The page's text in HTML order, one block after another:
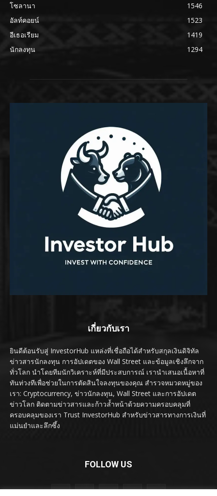
โซลานา
1546
อัลท์คอยน์
1523
อีเธอเรียม
1419
นักลงทุน
1294
เกี่ยวกับเรา
ยินดีต้อนรับสู่ InvestorHub แหล่งที่เชื่อถือได้สำหรับสกุลเงินดิจิทัล
ข่าวสารนักลงทุน การอัปเดตของ Wall Street และข้อมูลเชิงลึกจาก
ทั่วโลก นำโดยทีมนักวิเคราะห์ที่มีประสบการณ์ เรานำเสนอเนื้อหาที่
ทันท่วงทีเพื่อช่วยในการตัดสินใจลงทุนของคุณ สำรวจหมวดหมู่ของ
เรา: Cryptocurrency, ข่าวนักลงทุน, Wall Street และการอัปเดต
ข่าวโลก ติดตามข่าวสารและก้าวล้ำหน้าด้วยความครอบคลุมที่
ครอบคลุมของเรา Trust InvestorHub สำหรับข่าวสารทางการเงินที่
แม่นยำและลึกซึ้ง
FOLLOW US